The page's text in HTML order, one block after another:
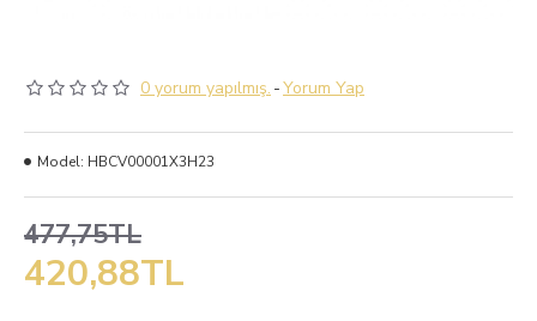
0 yorum yapılmış. -Yorum Yap
420,88TL
477,75TL
Model: HBCV00001X3H23